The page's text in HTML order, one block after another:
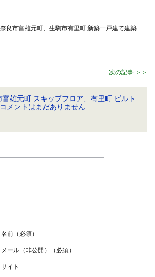
良市富雄元町、生駒市有里町 新築一戸建て建築
次の記事 ＞＞
雄元町 スキップフロア、有里町 ビルト
メントはまだありません
名前（必須）
メール（非公開）（必須）
サイト